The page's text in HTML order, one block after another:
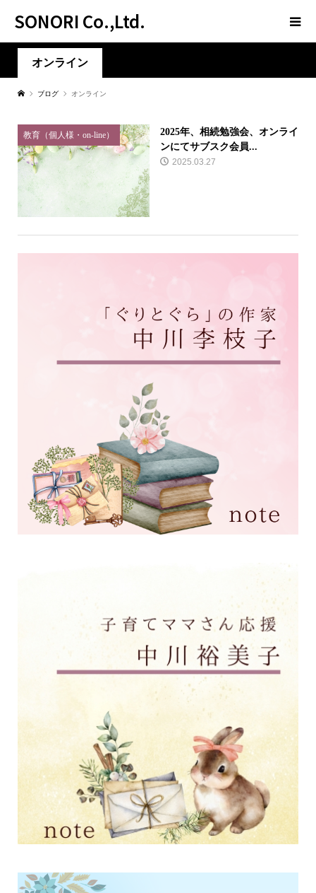
SONORI Co.,Ltd.
オンライン
ブログ オンライン
教育（個人様・on-line）
2025年、相続勉強会、オンライ
ンにてサブスク会員...
2025.03.27